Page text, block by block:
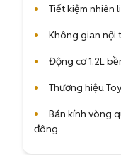
• Tiết kiệm nhiên
• Không gian nội
• Động cơ 1.2L
• Thương hiệu
•
Bán kính vòng
đông